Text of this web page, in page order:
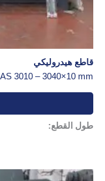
قاطع هيدروليكي
3010 – 3040×10 mm
طول القطع: